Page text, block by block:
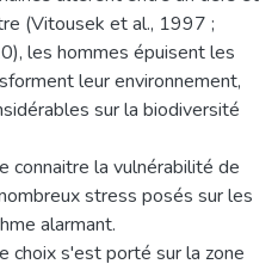
(Vitousek et al., 1997 ;
les hommes épuisent les
leur environnement,
sur la biodiversité
connaitre la vulnérabilité de
stress posés sur les
alarmant.
choix s'est porté sur la zone